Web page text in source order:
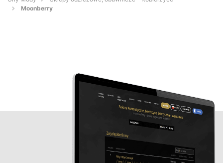
Moonberry